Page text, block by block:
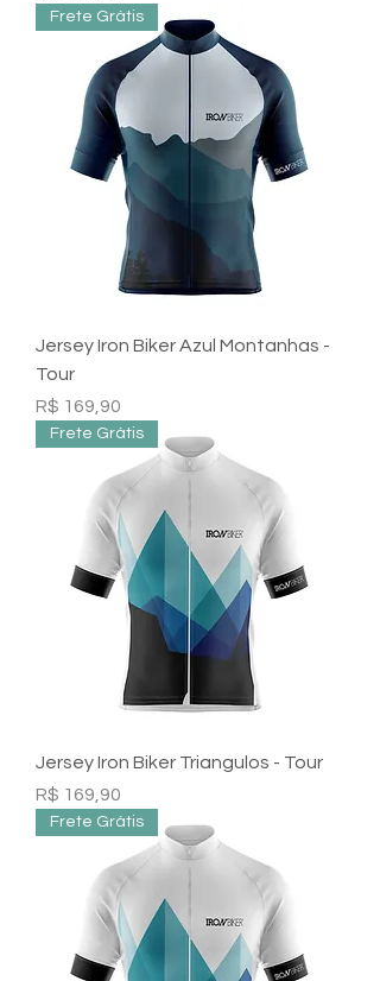
Frete Grátis
Jersey Iron Biker Azul Montanhas -
Tour
Preço
R$ 169,90
Frete Grátis
Jersey Iron Biker Triangulos - Tour
Preço
R$ 169,90
Frete Grátis